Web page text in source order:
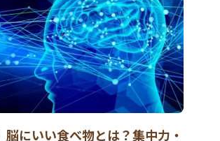
脳にいい食べ物とは？集中力・